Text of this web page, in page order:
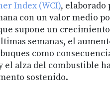
Index (WCI), elaborado
con un valor medio
supone un
semanas, el
como
el alza del combustible
sostenido.